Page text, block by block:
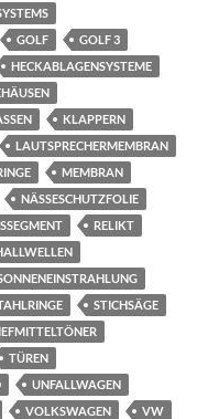
GOLF
GOLF 3
HECKABLAGENSYSTEME
KLAPPERN
LAUTSPRECHERMEMBRAN
MEMBRAN
NÄSSESCHUTZFOLIE
RELIKT
STICHSÄGE
TÜREN
UNFALLWAGEN
VOLKSWAGEN
VW